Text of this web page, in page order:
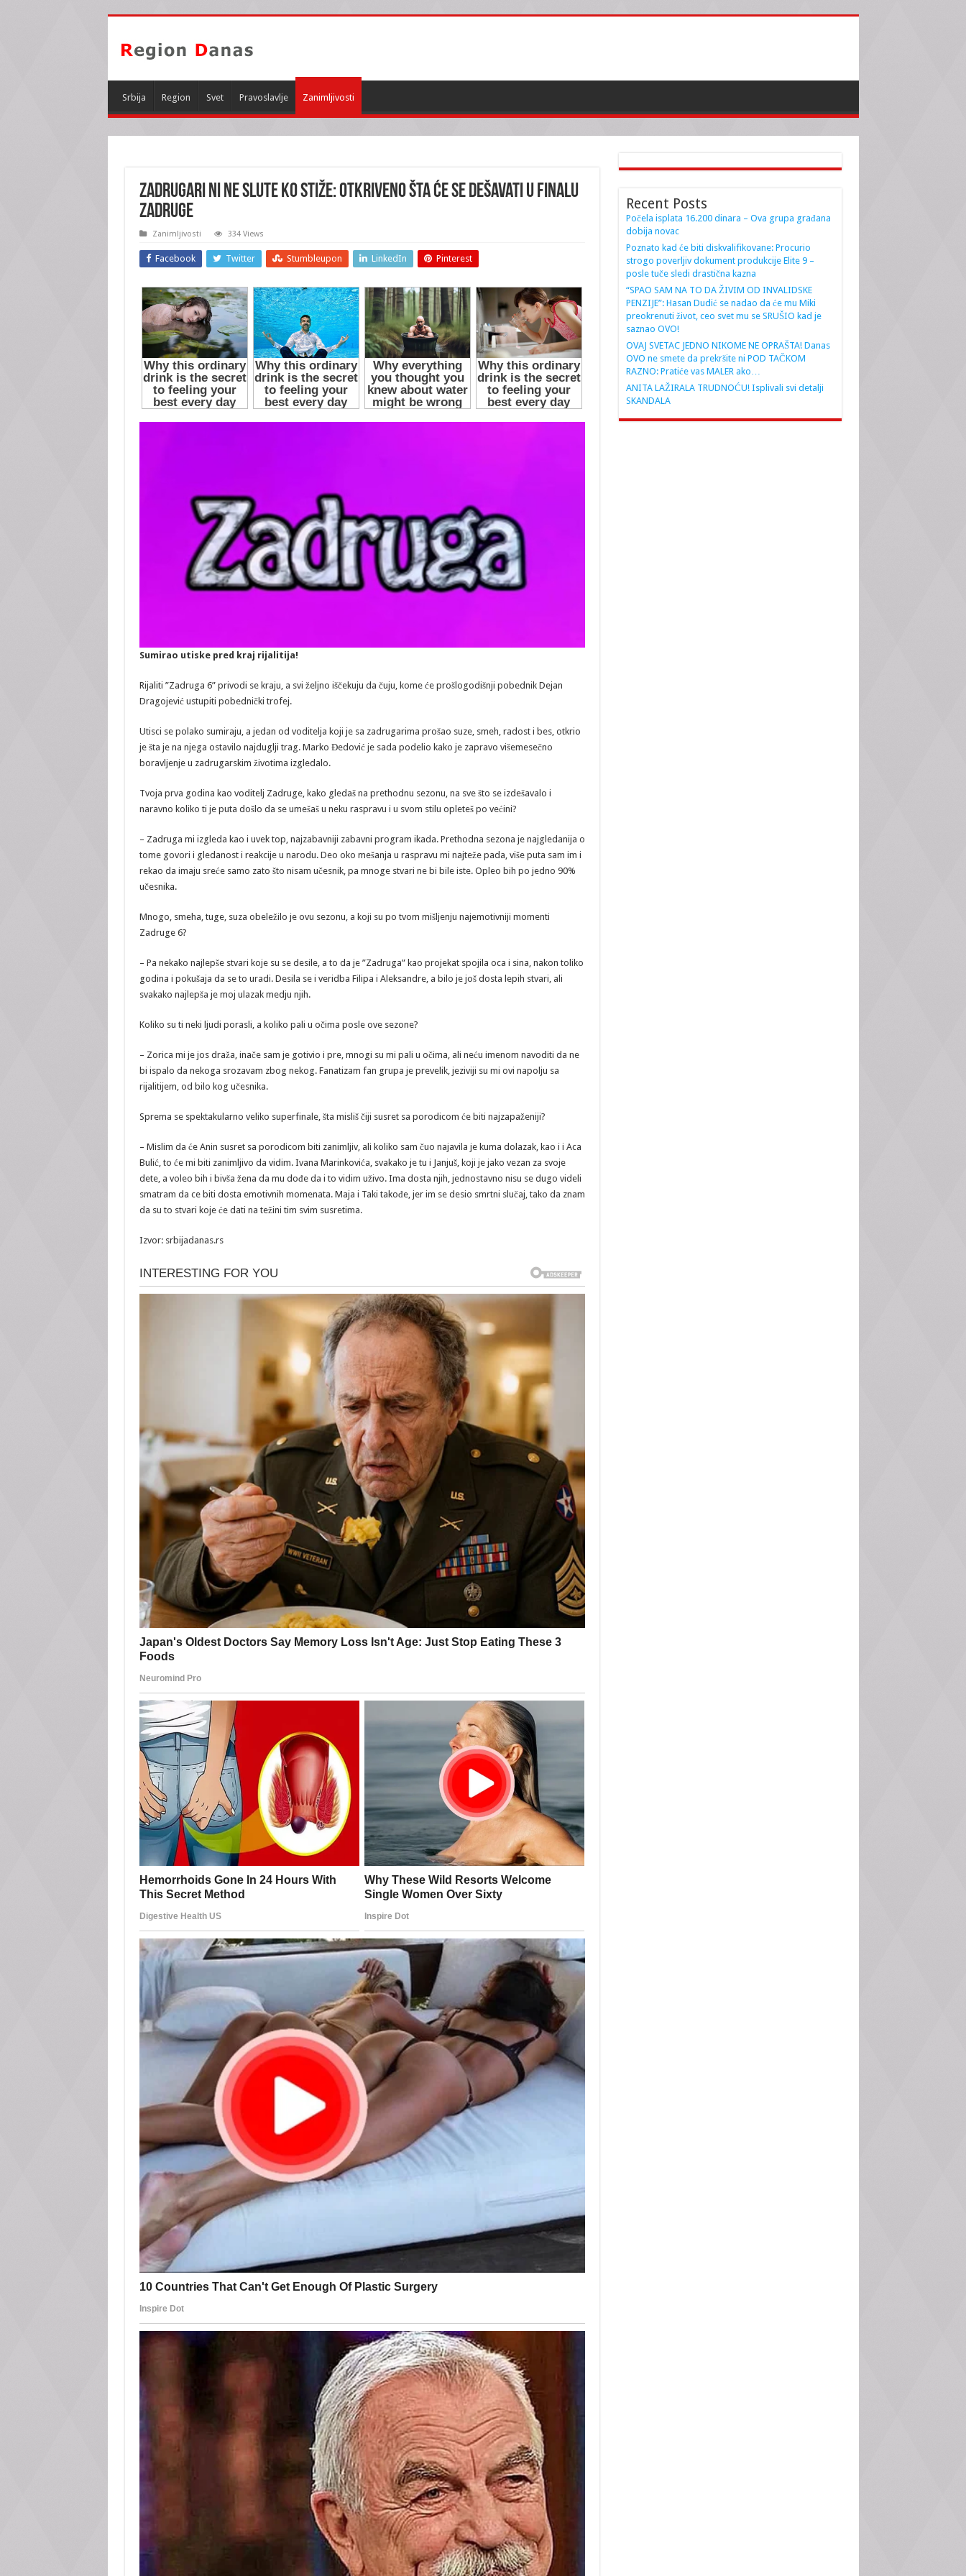
Srbija Region Svet Pravoslavlje Zanimljivosti
ZADRUGARI NI NE SLUTE KO STIŽE: Otkriveno šta će se dešavati u FINALU
ZADRUGE
Zanimljivosti 334 Views
Facebook Twitter Stumbleupon LinkedIn Pinterest
Sumirao utiske pred kraj rijalitija!
Rijaliti ”Zadruga 6” privodi se kraju, a svi željno iščekuju da čuju, kome će prošlogodišnji pobednik Dejan
Dragojević ustupiti pobednički trofej.
Utisci se polako sumiraju, a jedan od voditelja koji je sa zadrugarima prošao suze, smeh, radost i bes, otkrio
je šta je na njega ostavilo najduglji trag. Marko Đedović je sada podelio kako je zapravo višemesečno
boravljenje u zadrugarskim životima izgledalo.
Tvoja prva godina kao voditelj Zadruge, kako gledaš na prethodnu sezonu, na sve što se izdešavalo i
naravno koliko ti je puta došlo da se umešaš u neku raspravu i u svom stilu opleteš po većini?
– Zadruga mi izgleda kao i uvek top, najzabavniji zabavni program ikada. Prethodna sezona je najgledanija o
tome govori i gledanost i reakcije u narodu. Deo oko mešanja u raspravu mi najteže pada, više puta sam im i
rekao da imaju sreće samo zato što nisam učesnik, pa mnoge stvari ne bi bile iste. Opleo bih po jedno 90%
učesnika.
Mnogo, smeha, tuge, suza obeležilo je ovu sezonu, a koji su po tvom mišljenju najemotivniji momenti
Zadruge 6?
– Pa nekako najlepše stvari koje su se desile, a to da je ”Zadruga” kao projekat spojila oca i sina, nakon toliko
godina i pokušaja da se to uradi. Desila se i veridba Filipa i Aleksandre, a bilo je još dosta lepih stvari, ali
svakako najlepša je moj ulazak medju njih.
Koliko su ti neki ljudi porasli, a koliko pali u očima posle ove sezone?
– Zorica mi je jos draža, inače sam je gotivio i pre, mnogi su mi pali u očima, ali neću imenom navoditi da ne
bi ispalo da nekoga srozavam zbog nekog. Fanatizam fan grupa je prevelik, jeziviji su mi ovi napolju sa
rijalitijem, od bilo kog učesnika.
Sprema se spektakularno veliko superfinale, šta misliš čiji susret sa porodicom će biti najzapaženiji?
– Mislim da će Anin susret sa porodicom biti zanimljiv, ali koliko sam čuo najavila je kuma dolazak, kao i i Aca
Bulić, to će mi biti zanimljivo da vidim. Ivana Marinkovića, svakako je tu i Janjuš, koji je jako vezan za svoje
dete, a voleo bih i bivša žena da mu dođe da i to vidim uživo. Ima dosta njih, jednostavno nisu se dugo videli
smatram da ce biti dosta emotivnih momenata. Maja i Taki takođe, jer im se desio smrtni slučaj, tako da znam
da su to stvari koje će dati na težini tim svim susretima.
Izvor: srbijadanas.rs
Recent Posts
Počela isplata 16.200 dinara – Ova grupa građana
dobija novac
Poznato kad će biti diskvalifikovane: Procurio
strogo poverljiv dokument produkcije Elite 9 –
posle tuče sledi drastična kazna
“SPAO SAM NA TO DA ŽIVIM OD INVALIDSKE
PENZIJE”: Hasan Dudić se nadao da će mu Miki
preokrenuti život, ceo svet mu se SRUŠIO kad je
saznao OVO!
OVAJ SVETAC JEDNO NIKOME NE OPRAŠTA! Danas
OVO ne smete da prekršite ni POD TAČKOM
RAZNO: Pratiće vas MALER ako…
ANITA LAŽIRALA TRUDNOĆU! Isplivali svi detalji
SKANDALA